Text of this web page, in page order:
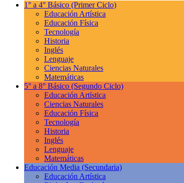
1° a 4° Básico (Primer Ciclo)
Educación Artística
Educación Física
Tecnología
Historia
Inglés
Lenguaje
Ciencias Naturales
Matemáticas
5° a 8° Básico (Segundo Ciclo)
Educación Artística
Ciencias Naturales
Educación Física
Tecnología
Historia
Inglés
Lenguaje
Matemáticas
Educación Media (Secundaria)
Educación Artística